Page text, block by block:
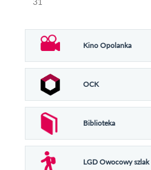
Kino Opolanka
OCK
Biblioteka
LGD Owocowy szlak